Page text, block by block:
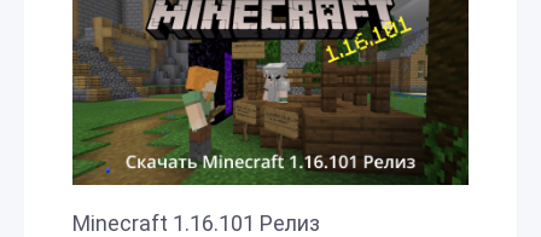
Minecraft 1.16.101 Релиз